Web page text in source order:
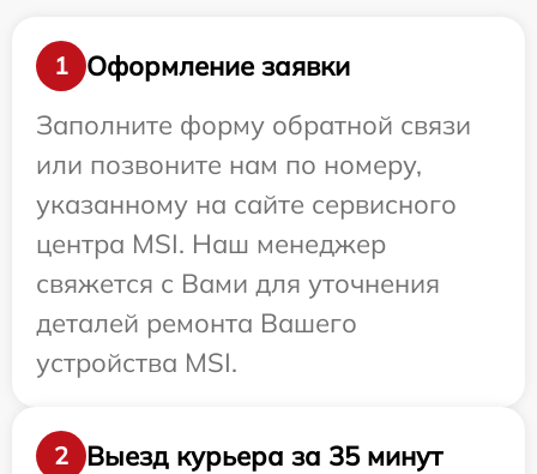
1
Оформление заявки
Заполните форму обратной связи
или позвоните нам по номеру,
указанному на сайте сервисного
центра MSI. Наш менеджер
свяжется с Вами для уточнения
деталей ремонта Вашего
устройства MSI.
2
Выезд курьера за 35 минут